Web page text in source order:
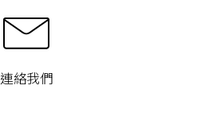
連絡我們